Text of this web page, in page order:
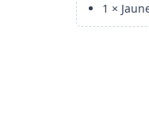
1 ×